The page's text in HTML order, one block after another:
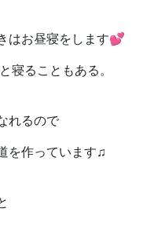
はお昼寝をします💕
寝ることもある。
れるので
を作っています♫